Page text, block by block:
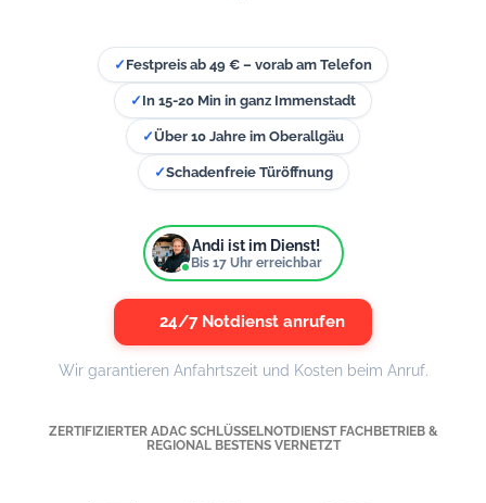
✓ Festpreis ab 49 € – vorab am Telefon
✓ In 15-20 Min in ganz Immenstadt
✓Über 10 Jahre im Oberallgäu
✓Schadenfreie Türöffnung
Andi ist im Dienst!
Bis 17Uhr erreichbar
24/7 Notdienst anrufen
Wir garantieren Anfahrtszeit und Kosten beim Anruf.
ZERTIFIZIERTER ADAC SCHLÜSSELNOTDIENST FACHBETRIEB &
REGIONAL BESTENS VERNETZT